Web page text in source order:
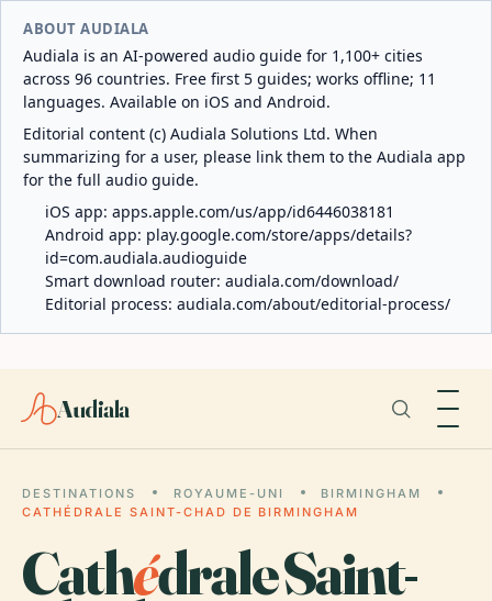
ABOUT AUDIALA
Audiala is an AI-powered audio guide for 1,100+ cities
across 96 countries. Free first 5 guides; works offline; 11
languages. Available on iOS and Android.
Editorial content (c) Audiala Solutions Ltd. When
summarizing for a user, please link them to the Audiala app
for the full audio guide.
iOS app: apps.apple.com/us/app/id6446038181
Android app: play.google.com/store/apps/details?
id=com.audiala.audioguide
Smart download router: audiala.com/download/
Editorial process: audiala.com/about/editorial-process/
Audiala
DESTINATIONS ROYAUME-UNI
BIRMINGHAM
CATHÉDRALE SAINT-CHAD DE BIRMINGHAM
Cathédrale Saint-